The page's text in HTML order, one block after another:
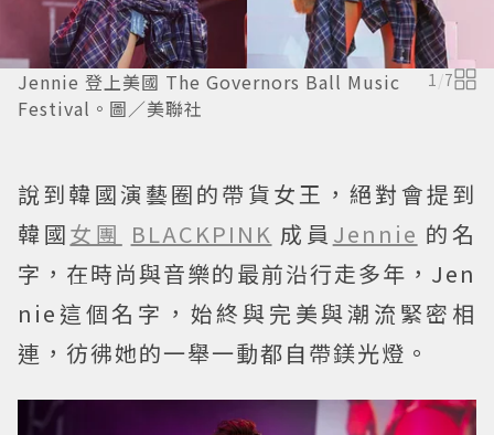
Jennie 登上美國 The Governors Ball Music
Festival。圖／美聯社
1/7
說到韓國演藝圈的帶貨女王，絕對會提到
韓國女團 BLACKPINK 成員 Jennie 的名
字，在時尚與音樂的最前沿行走多年，Jen
nie這個名字，始終與完美與潮流緊密相
連，彷彿她的一舉一動都自帶鎂光燈。